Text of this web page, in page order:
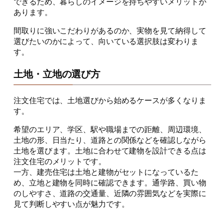
あります。
間取りに強いこだわりがあるのか、実物を見て納得して
選びたいのかによって、向いている選択肢は変わりま
す。
土地・立地の選び方
注文住宅では、土地選びから始めるケースが多くなりま
す。
希望のエリア、学区、駅や職場までの距離、周辺環境、
土地の形、日当たり、道路との関係などを確認しながら
土地を選びます。土地に合わせて建物を設計できる点は
注文住宅のメリットです。
一方、建売住宅は土地と建物がセットになっているた
め、立地と建物を同時に確認できます。通学路、買い物
のしやすさ、道路の交通量、近隣の雰囲気などを実際に
見て判断しやすい点が魅力です。